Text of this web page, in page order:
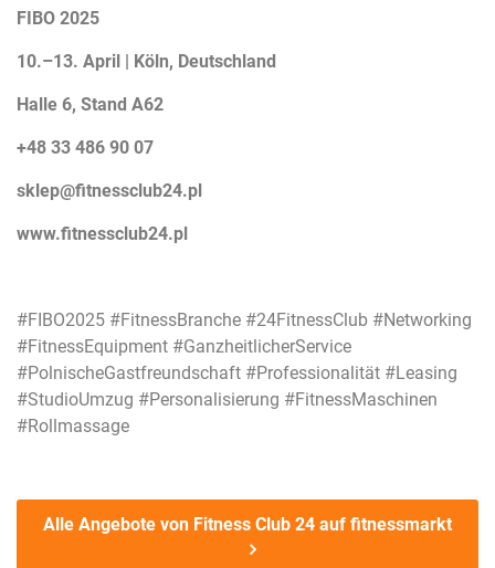
FIBO 2025
10.–13. April | Köln, Deutschland
Halle 6, Stand A62
+48 33 486 90 07
sklep@fitnessclub24.pl
www.fitnessclub24.pl
#FIBO2025 #FitnessBranche #24FitnessClub #Networking
#FitnessEquipment #GanzheitlicherService
#PolnischeGastfreundschaft #Professionalität #Leasing
#StudioUmzug #Personalisierung #FitnessMaschinen
#Rollmassage
Alle Angebote von Fitness Club 24 auf fitnessmarkt